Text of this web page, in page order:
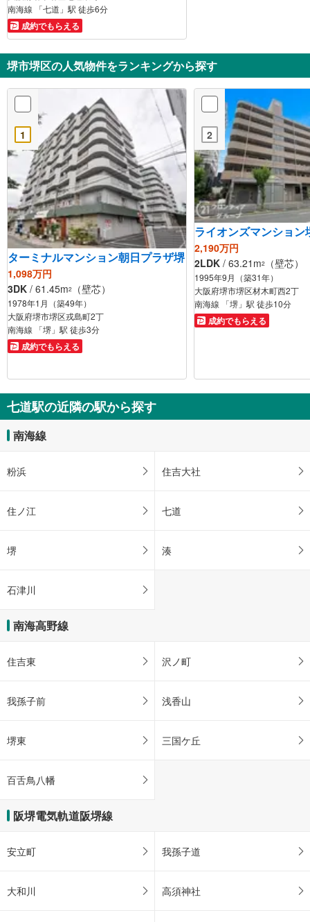
南海線 「七道」駅 徒歩6分
成約でもらえる
堺市堺区の人気物件をランキングから探す
1
ターミナルマンション朝日プラザ堺
1,098万円
3DK / 61.45m2 （壁芯）
1978年1月（築49年）
大阪府堺市堺区戎島町2丁
南海線 「堺」駅 徒歩3分
成約でもらえる
2
ライオンズマンション
2,190万円
2LDK / 63.21m2 （壁芯）
1995年9月（築31年）
大阪府堺市堺区材木町西2丁
南海線 「堺」駅 徒歩10分
成約でもらえる
七道駅の近隣の駅から探す
南海線
粉浜 住吉大社
住ノ江 七道
堺 湊
石津川
南海高野線
住吉東 沢ノ町
我孫子前 浅香山
堺東 三国ケ丘
百舌鳥八幡
阪堺電気軌道阪堺線
安立町 我孫子道
大和川 高須神社